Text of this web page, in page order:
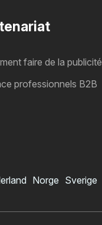
faire de la publicité
professionnels B2B
Norge Sverige